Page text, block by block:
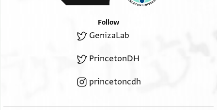
Follow
GenizaLab
PrincetonDH
princetoncdh